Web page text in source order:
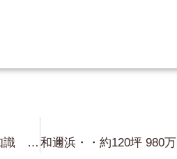
琵琶湖浜付物件・琵琶湖別荘 購入 豆知識 講座 第一回・・・知っておくと 為になります！